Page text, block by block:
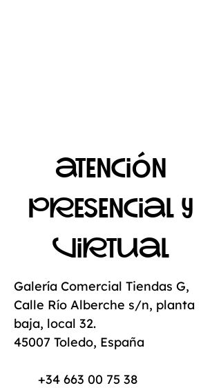
atenció n
pResencial y
viRtUal
Galería Comercial Tiendas G,
Calle Río Alberche s/n, planta
baja, local 32.
45007 Toledo, España
+34 663 00 75 38